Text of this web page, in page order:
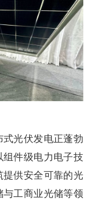
光伏发电正蓬勃
组件级电力电子技
提供安全可靠的光
工商业光储等领